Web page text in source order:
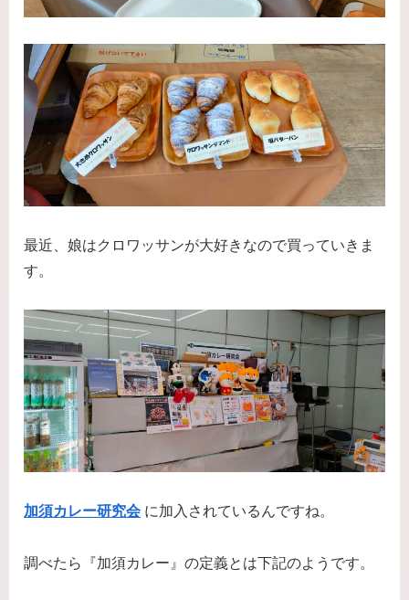
最近、娘はクロワッサンが大好きなので買っていきま
す。
加須カレー研究会に加入されているんですね。
調べたら『加須カレー』の定義とは下記のようです。